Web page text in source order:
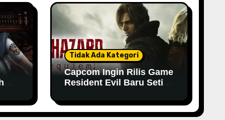
Tidak Ada Kategori
Capcom Ingin Rilis Game
Resident Evil Baru Setiap